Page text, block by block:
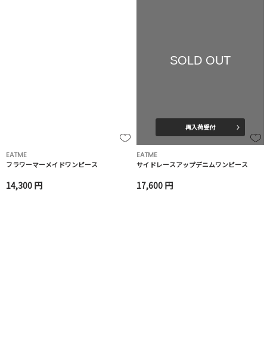
EATME
フラワーマーメイドワンピース
14,300 円
SOLD OUT
再入荷受付
EATME
サイドレースアップデニムワンピース
17,600 円